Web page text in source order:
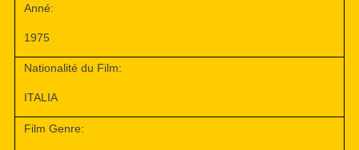
Anné:
1975
Nationalité du Film:
ITALIA
Film Genre: